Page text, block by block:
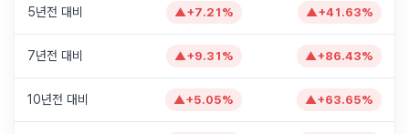
5년전 대비 ▲+7.21 % ▲+41.63%
7년전 대비 ▲+9.31 % ▲+86.43%
10년전 대비 ▲+5.05% ▲+63.65%